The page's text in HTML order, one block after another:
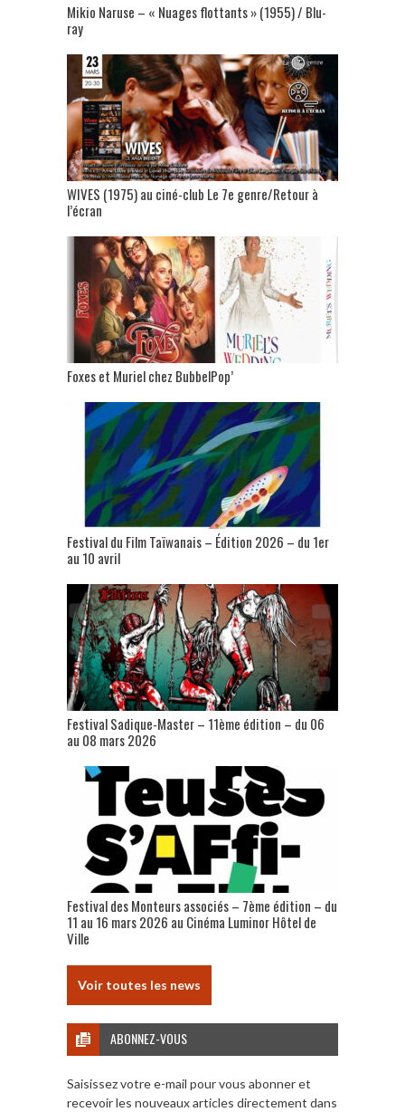
Mikio Naruse – « Nuages flottants » (1955) / Blu-
ray
WIVES (1975) au ciné-club Le 7e genre/Retour à
l’écran
Foxes et Muriel chez BubbelPop’
Festival du Film Taïwanais – Édition 2026 – du 1er
au 10 avril
Festival Sadique-Master – 11ème édition – du 06
au 08 mars 2026
Festival des Monteurs associés – 7ème édition – du
11 au 16 mars 2026 au Cinéma Luminor Hôtel de
Ville
Voir toutes les news
ABONNEZ-VOUS
Saisissez votre e-mail pour vous abonner et
recevoir les nouveaux articles directement dans